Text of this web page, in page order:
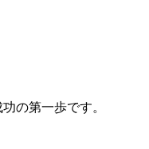
の第一歩です。